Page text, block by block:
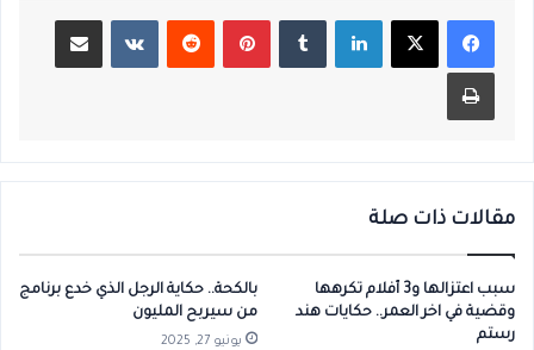
لينكدإن بينتيريست مشاركة عبر البريد
طباعة
مقالات ذات صلة
سبب اعتزالها و3 أفلام تكرهها
وقضية في اخر العمر.. حكايات هند
رستم
بالكحة.. حكاية الرجل الذي خدع برنامج
من سيربح المليون
يونيو 27, 2025